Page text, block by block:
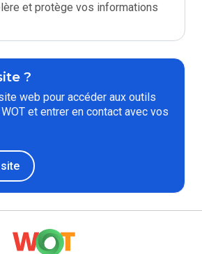
et protège vos informations
?
web pour accéder aux outils
et entrer en contact avec vos